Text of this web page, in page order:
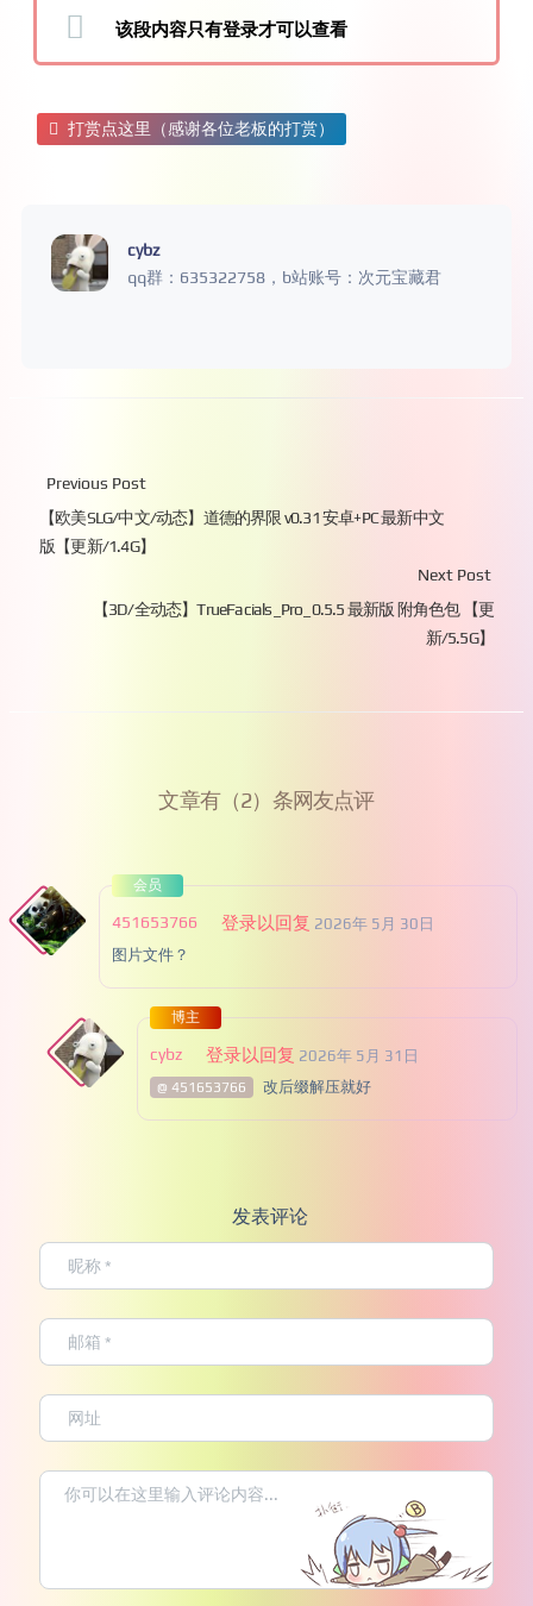
该段内容只有登录才可以查看
打赏点这里（感谢各位老板的打赏）
cybz
qq群：635322758，b站账号：次元宝藏君
Previous Post
【欧美SLG/中文/动态】道德的界限 v0.31 安卓+PC 最新中文
版【更新/1.4G】
Next Post
【3D/全动态】TrueFacials_Pro_0.5.5 最新版 附角色包 【更
新/5.5G】
文章有（2）条网友点评
会员
登录以回复
451653766
2026年 5月 30日
图片文件？
博主
登录以回复
cybz 2026年 5月 31日
@ 451653766 改后缀解压就好
发表评论